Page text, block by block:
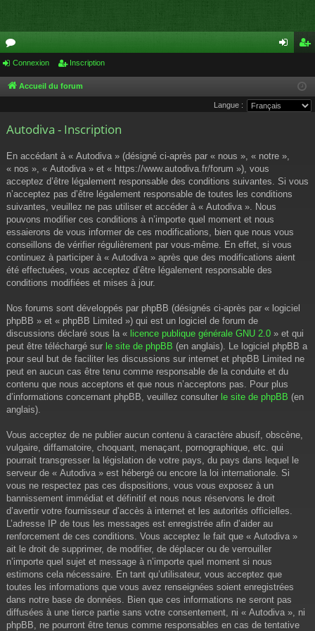
or
u
s
cri
pti
Connexion Inscription
Accueil du forum
Langue :
Autodiva - Inscription
En accédant à « Autodiva » (désigné ci-après par « nous », « notre »,
« nos », « Autodiva » et « https://www.autodiva.fr/forum »), vous
acceptez d’être légalement responsable des conditions suivantes. Si vous
n’acceptez pas d’être légalement responsable de toutes les conditions
suivantes, veuillez ne pas utiliser et accéder à « Autodiva ». Nous
pouvons modifier ces conditions à n’importe quel moment et nous
essaierons de vous informer de ces modifications, bien que nous vous
conseillons de vérifier régulièrement par vous-même. En effet, si vous
continuez à participer à « Autodiva » après que des modifications aient
été effectuées, vous acceptez d’être légalement responsable des
conditions modifiées et mises à jour.
Nos forums sont développés par phpBB (désignés ci-après par « logiciel
phpBB » et « phpBB Limited ») qui est un logiciel de forum de
discussions déclaré sous la « licence publique générale GNU 2.0 » et qui
peut être téléchargé sur le site de phpBB (en anglais). Le logiciel phpBB a
pour seul but de faciliter les discussions sur internet et phpBB Limited ne
peut en aucun cas être tenu comme responsable de la conduite et du
contenu que nous acceptons et que nous n’acceptons pas. Pour plus
d’informations concernant phpBB, veuillez consulter le site de phpBB (en
anglais).
Vous acceptez de ne publier aucun contenu à caractère abusif, obscène,
vulgaire, diffamatoire, choquant, menaçant, pornographique, etc. qui
pourrait transgresser la législation de votre pays, du pays dans lequel le
serveur de « Autodiva » est hébergé ou encore la loi internationale. Si
vous ne respectez pas ces dispositions, vous vous exposez à un
bannissement immédiat et définitif et nous nous réservons le droit
d’avertir votre fournisseur d’accès à internet et les autorités officielles.
L’adresse IP de tous les messages est enregistrée afin d’aider au
renforcement de ces conditions. Vous acceptez le fait que « Autodiva »
ait le droit de supprimer, de modifier, de déplacer ou de verrouiller
n’importe quel sujet et message à n’importe quel moment si nous
estimons cela nécessaire. En tant qu’utilisateur, vous acceptez que
toutes les informations que vous avez renseignées soient enregistrées
dans notre base de données. Bien que ces informations ne seront pas
diffusées à une tierce partie sans votre consentement, ni « Autodiva », ni
phpBB, ne pourront être tenus comme responsables en cas de tentative